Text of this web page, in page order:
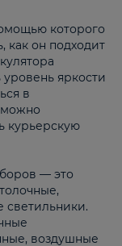
которого
как он подходит
яркости
в
можно
курьерскую
— это
светильники.
воздушные